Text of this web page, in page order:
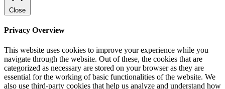
Close
Privacy Overview
This website uses cookies to improve your experience while you
navigate through the website. Out of these, the cookies that are
categorized as necessary are stored on your browser as they are
essential for the working of basic functionalities of the website. We
also use third-party cookies that help us analyze and understand how